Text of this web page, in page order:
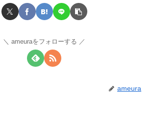
ameuraをフォローする
ameura